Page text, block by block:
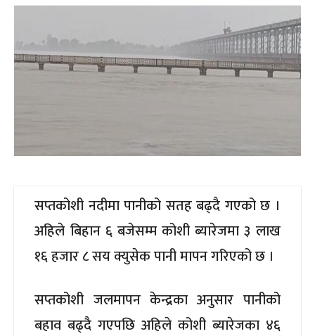
सप्तकोशी नदीमा पानीको सतह बढ्दै गएको छ ।
अहिले बिहान ६ बजेसम्म कोशी ब्यारेजमा ३ लाख
१६ हजार ८ सय क्युसेक पानी मापन गरिएको छ ।
सप्तकोशी जलमापन केन्द्रका अनुसार पानीको
बहाव बढ्दै गएपछि अहिले कोशी ब्यारेजका ४६